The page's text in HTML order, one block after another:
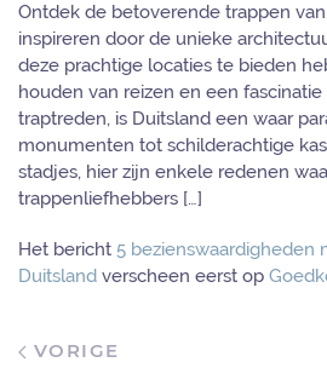
Ontdek de betoverende trappen
inspireren door de unieke
deze prachtige locaties te bieden
houden van reizen en een
traptreden, is Duitsland een waar
monumenten tot schilderachtige
stadjes, hier zijn enkele redenen
trappenliefhebbers […]
Het bericht 5 bezienswaardigheden
Duitsland verscheen eerst op
VORIGE